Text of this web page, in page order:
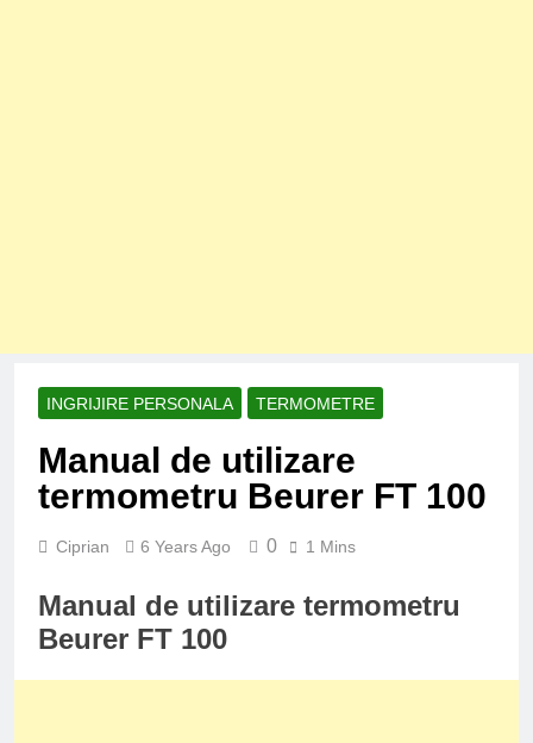
INGRIJIRE PERSONALA TERMOMETRE
Manual de utilizare
termometru Beurer FT 100
Ciprian 6 Years Ago 0 1 Mins
Manual de utilizare termometru
Beurer FT 100